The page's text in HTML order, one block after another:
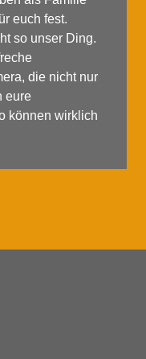
euch fest.
so unser Ding.
die nicht nur
eure
können wirklich